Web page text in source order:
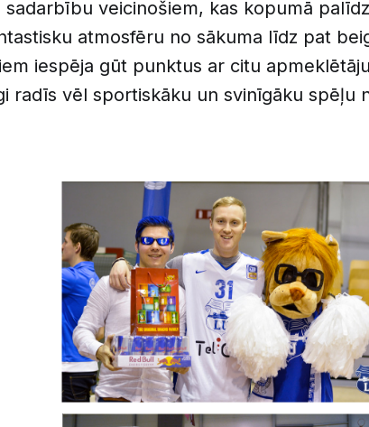
sadarbību veicinošiem, kas kopumā
atmosfēru no sākuma līdz pat
iespēja gūt punktus ar citu
radīs vēl sportiskāku un svinīgāku spēļu